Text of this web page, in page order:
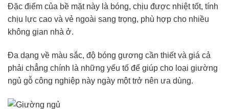
Đặc điểm của bề mặt này là bóng, chịu được nhiệt tốt, tính
chịu lực cao và vẻ ngoài sang trọng, phù hợp cho nhiều
không gian nhà ở.
Đa dạng về màu sắc, độ bóng gương cần thiết và giá cả
phải chẳng chính là những yếu tố để giúp cho loại giường
ngủ gỗ công nghiệp này ngày một trở nên ưa dùng.